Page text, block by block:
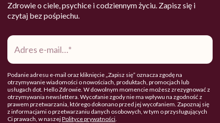
Zdrowie o ciele, psychice i codziennym życiu. Zapisz się i
czytaj bez pośpiechu.
Adres
mail*
Podanie adresu e-mail oraz kliknięcie „Zapisz się” oznacza zgodę na
otrzymywanie wiadomości o nowościach, produktach, promocjach lub
usługach dot. Hello Zdrowie. W dowolnym momencie możesz zrezygnować z
otrzymywania newslettera. Wycofanie zgody nie ma wpływu na zgodność z
prawem przetwarzania, którego dokonano przed jej wycofaniem. Zapoznaj się
z informacjami o przetwarzaniu danych osobowych, w tym o przysługujących
Ci prawach, w naszejPolityce prywatności.